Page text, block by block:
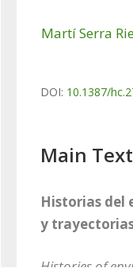
Martí Serra
DOI: 10.1387/
Main Text
Historias del
y trayectorias